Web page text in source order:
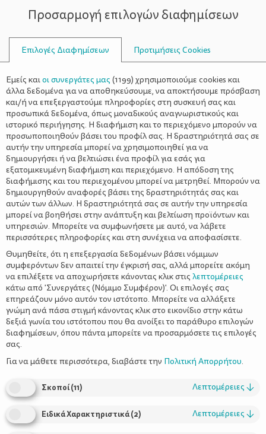
ΣΥΜΒΟΥΛΟΙ
ΓΈΛΙΟ
Μικροί Ατακαδόροι Στο Σπίτι :D
Προσαρμογή επιλογών διαφημίσεων
Επιλογές Διαφημίσεων Προτιμήσεις Cookies
Εμείς καιοι συνεργάτες μας (1199) χρησιμοποιούμε cookies και
άλλα δεδομένα για να αποθηκεύσουμε, να αποκτήσουμε πρόσβαση
και/ή να επεξεργαστούμε πληροφορίες στη συσκευή σας και
προσωπικά δεδομένα, όπως μοναδικούς αναγνωριστικούς και
ιστορικό περιήγησης. Η διαφήμιση και το περιεχόμενο μπορούν να
προσωποποιηθούν βάσει του προφίλ σας. Η δραστηριότητά σας σε
αυτήν την υπηρεσία μπορεί να χρησιμοποιηθεί για να
δημιουργήσει ή να βελτιώσει ένα προφίλ για εσάς για
εξατομικευμένη διαφήμιση και περιεχόμενο. Η απόδοση της
διαφήμισης και του περιεχομένου μπορεί να μετρηθεί. Μπορούν να
δημιουργηθούν αναφορές βάσει της δραστηριότητάς σας και
αυτών των άλλων. Η δραστηριότητά σας σε αυτήν την υπηρεσία
μπορεί να βοηθήσει στην ανάπτυξη και βελτίωση προϊόντων και
υπηρεσιών. Μπορείτε να συμφωνήσετε με αυτό, να λάβετε
περισσότερες πληροφορίες και στη συνέχεια να αποφασίσετε.
Θυμηθείτε, ότι η επεξεργασία δεδομένων βάσει νόμιμων
συμφερόντων δεν απαιτεί την έγκρισή σας, αλλά μπορείτε ακόμη
να επιλέξετε να αποχωρήσετε κάνοντας κλικ στις λεπτομέρειες
κάτω από 'Συνεργάτες (Νόμιμο Συμφέρον)'. Οι επιλογές σας
επηρεάζουν μόνο αυτόν τον ιστότοπο. Μπορείτε να αλλάξετε
γνώμη ανά πάσα στιγμή κάνοντας κλικ στο εικονίδιο στην κάτω
δεξιά γωνία του ιστότοπου που θα ανοίξει το παράθυρο επιλογών
διαφημίσεων, όπου πάντα μπορείτε να προσαρμόσετε τις επιλογές
σας.
Για να μάθετε περισσότερα, διαβάστε την Πολιτική Απορρήτου.
Σκοποί(11) Λεπτομέρειες ↓
Ειδικά Χαρακτηριστικά(2) Λεπτομέρειες ↓